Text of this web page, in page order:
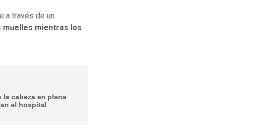
a través de un
muelles mientras los
la cabeza en plena
el hospital